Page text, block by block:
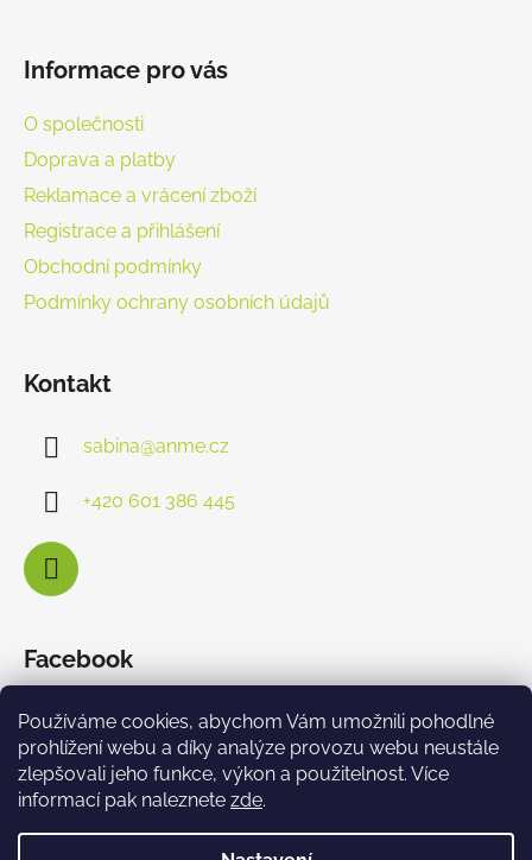
Používáme cookies, abychom Vám umožnili pohodlné
prohlížení webu a díky analýze provozu webu neustále
zlepšovali jeho funkce, výkon a použitelnost. Více
informací pak naleznete zde.
Informace pro vás
O společnosti
Doprava a platby
Reklamace a vrácení zboží
Registrace a přihlášení
Obchodní podmínky
Podmínky ochrany osobních údajů
Kontakt
sabina@anme.cz
+420 601 386 445
Facebook